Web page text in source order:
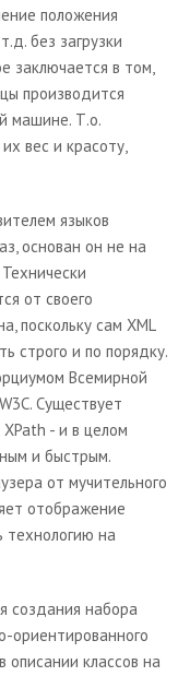
положения
без загрузки
заключается в том,
производится
машине. Т.о.
вес и красоту,
языков
основан он не на
Технически
от своего
поскольку сам XML
строго и по порядку.
Всемирной
W3C. Существует
XPath - и в целом
и быстрым.
от мучительного
отображение
технологию на
создания набора
ориентированного
описании классов на